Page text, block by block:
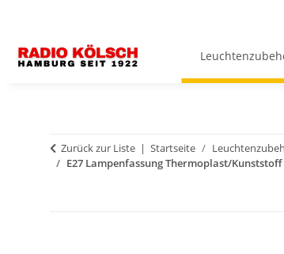
Zurück zur Liste Startseite
E27 Lampenfassung Thermoplast/